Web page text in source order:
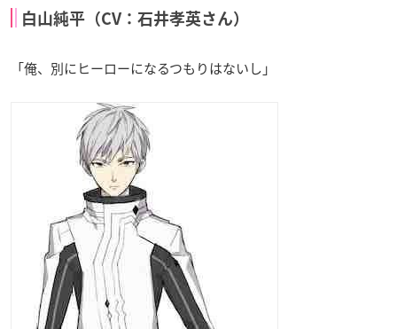
白山純平（CV：石井孝英さん）
「俺、別にヒーローになるつもりはないし」